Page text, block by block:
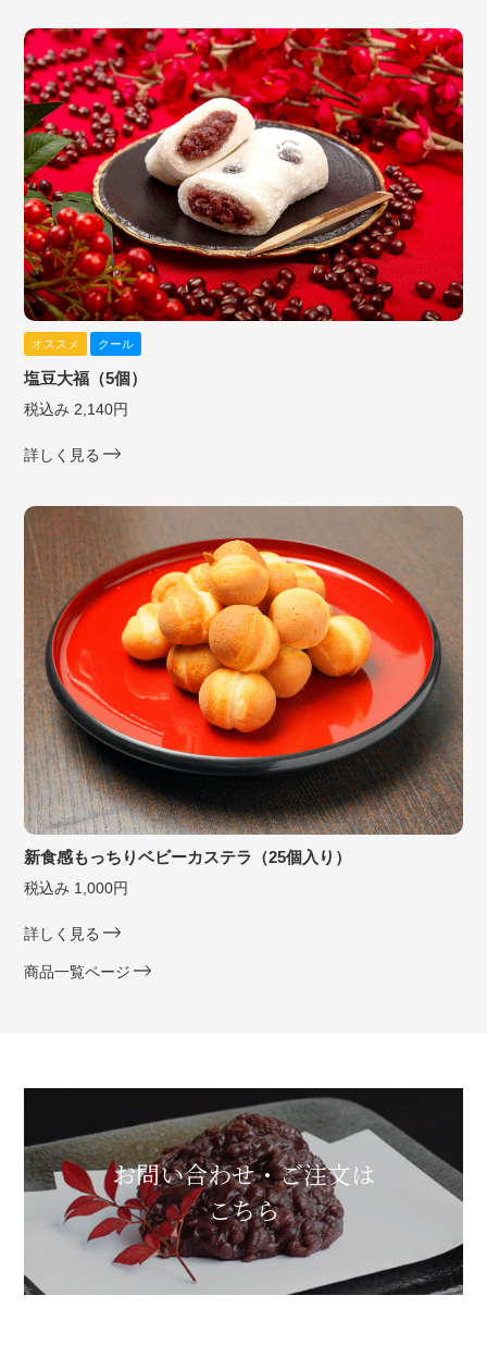
オススメ クール
塩豆大福（5個）
税込み 2,140円
詳しく見る
新食感もっちりベビーカステラ（25個入り）
税込み 1,000円
詳しく見る
商品一覧ページ
お問い合わせ・ご注文は
こちら